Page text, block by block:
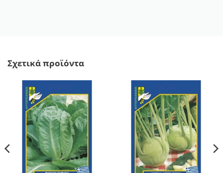
Σχετικά προϊόντα